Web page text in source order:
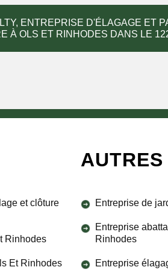
ENTREPRISE D'ÉLAGAGE ET
À OLS ET RINHODES DANS LE
AUTRES
et clôture
Rinhodes
Et Rinhodes
Entreprise de
Entreprise
Rinhodes
Entreprise